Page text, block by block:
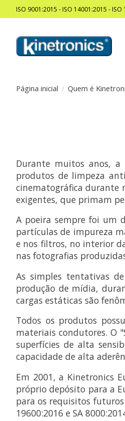
ISO 9001:2015 - ISO 14001:2015 -
Página inicial / Quem é
Durante muitos anos, a
produtos de limpeza
cinematográfica durante
exigentes, que primam
A poeira sempre foi um
partículas de impureza
e nos filtros, no interior
nas fotografias
As simples tentativas
produção de mídia,
cargas estáticas são
Todos os produtos
materiais condutores. O
superfícies de alta
capacidade de alta
Em 2001, a Kinetronics
próprio depósito para a
para os requisitos
19600:2016 e SA